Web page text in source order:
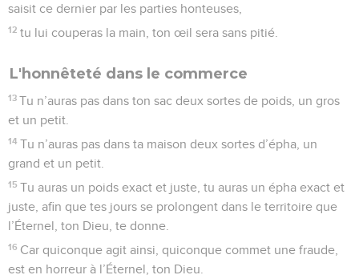
afin que tu marches dans ses voies, que tu observes ses
prescriptions, ses commandements et ses ordonnances, et
18
et aujourd’hui, l’Éternel t’a fait promettre d’être un peuple
qui lui appartiendra en propre, comme il te l’a dit, et
afin qu’il te donne sur toutes les nations qu’il a créées la
supériorité en gloire, en renom et en magnificence, et afin
te l’a dit.
© Société biblique française – Bibli’O, 1978, avec autorisation. Pour vous procurer
une Bible imprimée, rendez-vous sur www.editionsbiblio.fr